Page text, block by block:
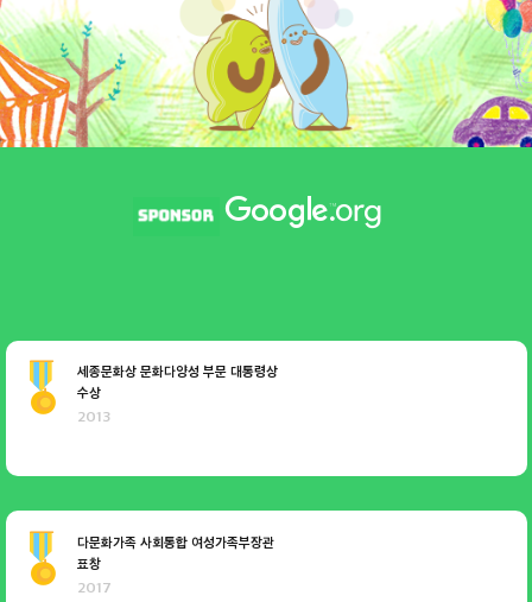
세종문화상 문화다양성 부문 대통령상
수상
2013
다문화가족 사회통합 여성가족부장관
표창
2017